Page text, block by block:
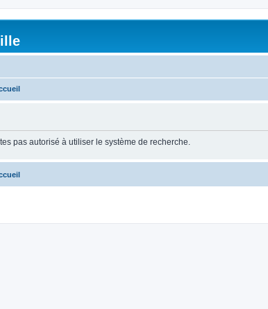
pas autorisé à utiliser le système de recherche.